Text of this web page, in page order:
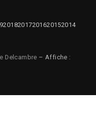
20182017201620152014
Delcambre – Affiche :